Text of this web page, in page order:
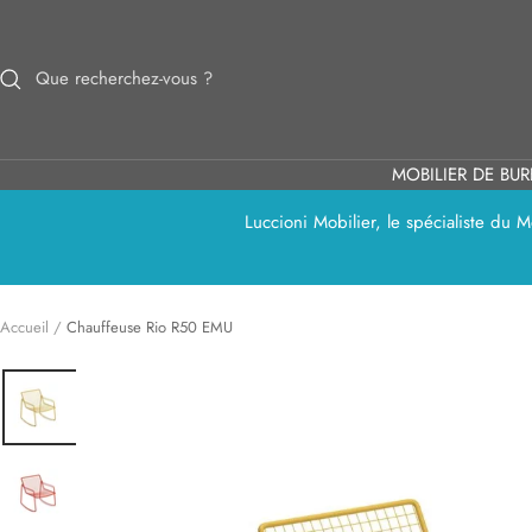
contenu
MOBILIER DE
Luccioni Mobilier, le spécialiste du
Accueil Chauffeuse Rio R50 EMU